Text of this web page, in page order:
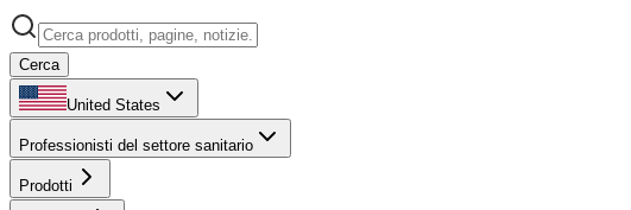
Cerca
United States
Professionisti del settore sanitario
Prodotti